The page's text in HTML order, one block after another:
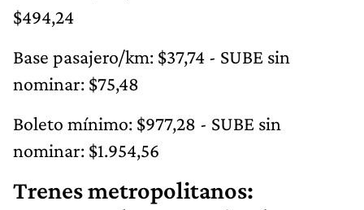
$494,24
Base pasajero/km: $37,74 - SUBE sin
nominar: $75,48
Boleto mínimo: $977,28 - SUBE sin
nominar: $1.954,56
Trenes metropolitanos: